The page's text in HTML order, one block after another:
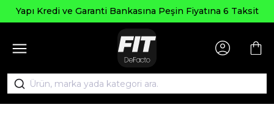
Yapı Kredi ve Garanti Bankasına Peşin Fiyatına 6 Taksit